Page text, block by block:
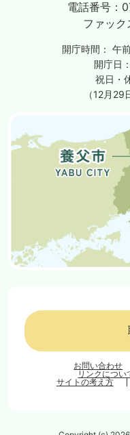
電話番号：
ファック
開庁時間： 午
開庁日：
祝日・
（12月29
お問い合わせ
リンクについ
サイトの考え方